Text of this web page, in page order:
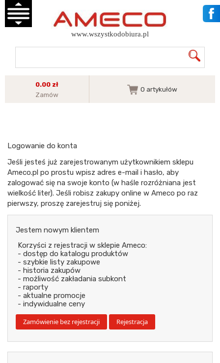
www.wszystkodobiura.pl
0.00 zł
Zamów
0 artykułów
Logowanie do konta
Jeśli jesteś już zarejestrowanym użytkownikiem sklepu
Ameco.pl po prostu wpisz adres e-mail i hasło, aby
zalogować się na swoje konto (w haśle rozróżniana jest
wielkość liter). Jeśli robisz zakupy online w Ameco po raz
pierwszy, proszę zarejestruj się poniżej.
Jestem nowym klientem
Korzyści z rejestracji w sklepie Ameco:
- dostęp do katalogu produktów
- szybkie listy zakupowe
- historia zakupów
- możliwość zakładania subkont
- raporty
- aktualne promocje
- indywidualne ceny